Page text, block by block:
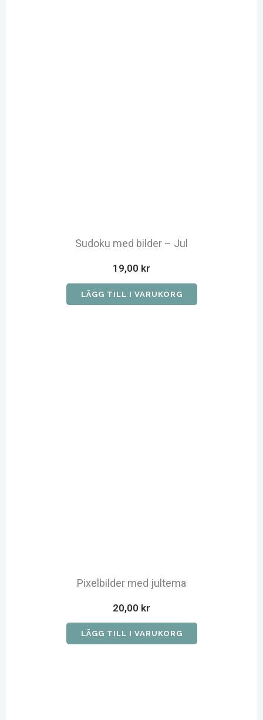
Sudoku med bilder – Jul
19,00 kr
LÄGG TILL I VARUKORG
Pixelbilder med jultema
20,00 kr
LÄGG TILL I VARUKORG